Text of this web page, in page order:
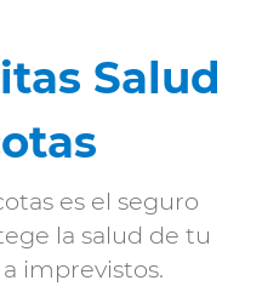
Salud
es el seguro
la salud de tu
imprevistos.